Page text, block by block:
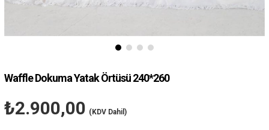
Waffle Dokuma Yatak Örtüsü 240*260
₺2.900,00 (KDV Dahil)